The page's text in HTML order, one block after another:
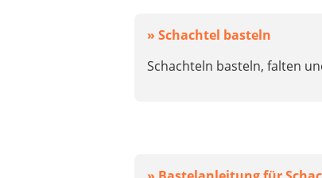
» Schachtel basteln
Schachteln basteln, falten